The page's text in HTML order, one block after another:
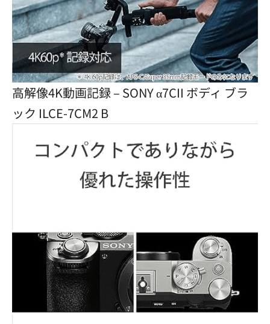
高解像4K動画記録 – SONY α7CII ボディ ブラ
ック ILCE-7CM2 B